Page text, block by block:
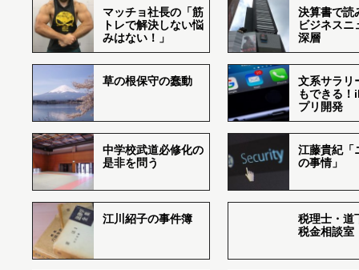
マッチョ社長の「筋
トレで解決しない悩
みはない！」
決算書で読
ビジネスニ
深層
草の根保守の蠢動
文系サラリ
もできる
プリ開発
中学校武道必修化の
是非を問う
江藤貴紀「
の事情」
江川紹子の事件簿
税理士・道
税金相談室